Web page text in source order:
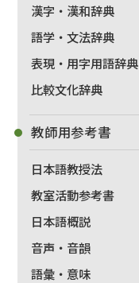
漢字・漢和辞典
語学・文法辞典
表現・用字用語辞典
比較文化辞典
教師用参考書
日本語教授法
教室活動参考書
日本語概説
音声・音韻
語彙・意味